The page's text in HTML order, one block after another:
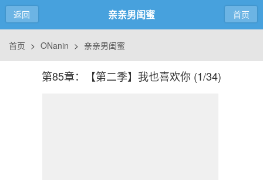
返回 亲亲男闺蜜 首页
首页 > ONanin > 亲亲男闺蜜
第85章：【第二季】我也喜欢你 (1/34)